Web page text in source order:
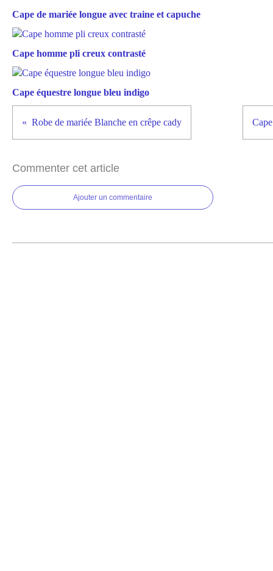
Cape de mariée longue avec traine et capuche
Cape homme pli creux contrasté
Cape équestre longue bleu indigo
Robe de mariée Blanche en crêpe cady
Commenter cet article
Ajouter un commentaire